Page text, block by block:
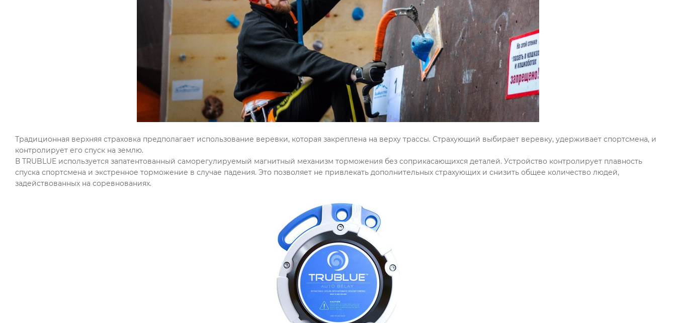
Традиционная верхняя страховка предполагает использование веревки, которая закреплена на верху трассы. Страхующий выбирает веревку, удерживает спортсмена, и
контролирует его спуск на землю.
В TRUBLUE используется запатентованный саморегулируемый магнитный механизм торможения без соприкасающихся деталей. Устройство контролирует плавность
спуска спортсмена и экстренное торможение в случае падения. Это позволяет не привлекать дополнительных страхующих и снизить общее количество людей,
задействованных на соревнованиях.